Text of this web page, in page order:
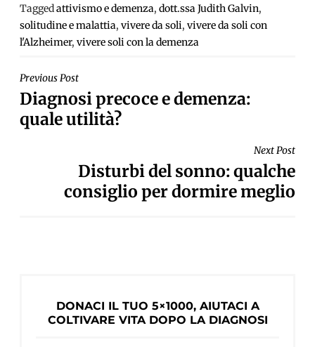
Taggedattivismo e demenza, dott.ssa Judith Galvin,
solitudine e malattia, vivere da soli, vivere da soli con
l'Alzheimer, vivere soli con la demenza
NAVIGAZIONE
ARTICOLI
Previous Post
Diagnosi precoce e demenza:
quale utilità?
Next Post
Disturbi del sonno: qualche
consiglio per dormire meglio
DONACI IL TUO 5×1000, AIUTACI A
COLTIVARE VITA DOPO LA DIAGNOSI